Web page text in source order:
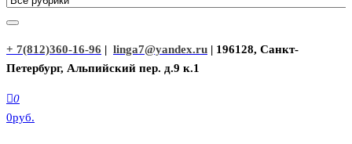
+ 7(812)360-16-96 | linga7@yandex.ru | 196128, Санкт-
Петербург, Альпийский пер. д.9 к.1
0
0руб.